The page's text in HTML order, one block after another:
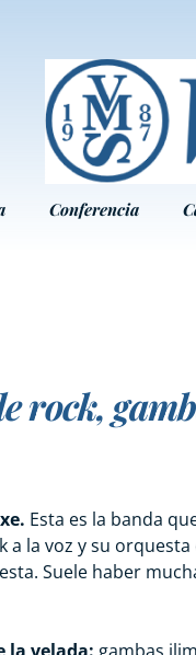
Conferencia
rock,
Esta es la banda
a la voz y su
Suele haber